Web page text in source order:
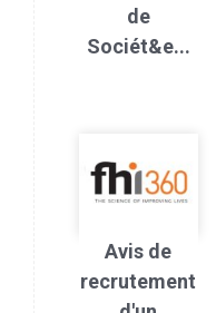
de
Sociét&e...
Avis de
recrutement